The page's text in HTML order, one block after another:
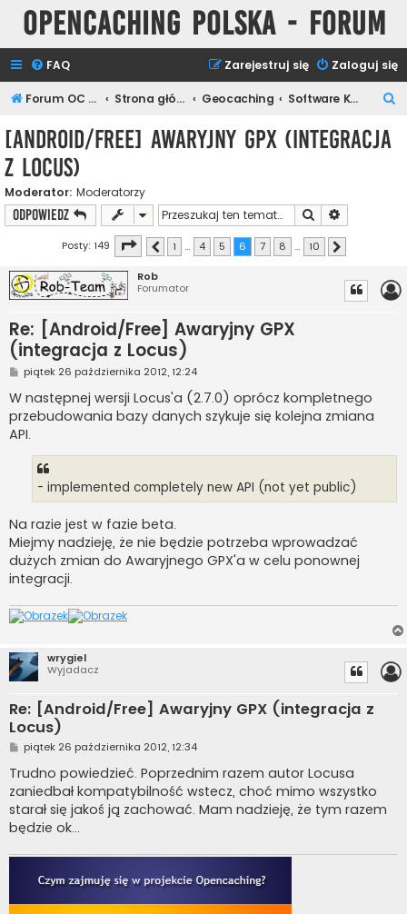
Opencaching Polska - Forum
FAQ Zaloguj się
Zarejestruj się
Forum OC PL Strona główna Geocaching Software Keszera
[Android/Free] Awaryjny GPX (integracja
z Locus)
Moderator: Moderatorzy
ODPOWIEDZ Szukaj
Posty: 149 Strona 6 10
Poprzednia
1 … 4 5 6 7 8 … 10
Rob
Forumator
Re: [Android/Free] Awaryjny GPX
(integracja z Locus)
P
o
s
t
piątek 26 października 2012, 12:24
W następnej wersji Locus'a (2.7.0) oprócz kompletnego
przebudowania bazy danych szykuje się kolejna zmiana
API.
- implemented completely new API (not yet public)
Na razie jest w fazie beta.
Miejmy nadzieję, że nie będzie potrzeba wprowadzać
dużych zmian do Awaryjnego GPX'a w celu ponownej
integracji.
wrygiel
Wyjadacz
Re: [Android/Free] Awaryjny GPX (integracja z
Locus)
P
o
s
t
piątek 26 października 2012, 12:34
Trudno powiedzieć. Poprzednim razem autor Locusa
zaniedbał kompatybilność wstecz, choć mimo wszystko
starał się jakoś ją zachować. Mam nadzieję, że tym razem
będzie ok...